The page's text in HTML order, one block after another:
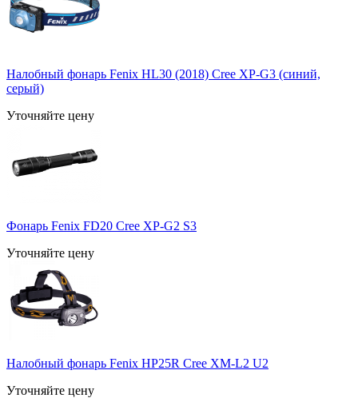
Налобный фонарь Fenix HL30 (2018) Cree XP-G3 (синий,
серый)
Уточняйте цену
Фонарь Fenix FD20 Cree XP-G2 S3
Уточняйте цену
Налобный фонарь Fenix HP25R Cree XM-L2 U2
Уточняйте цену